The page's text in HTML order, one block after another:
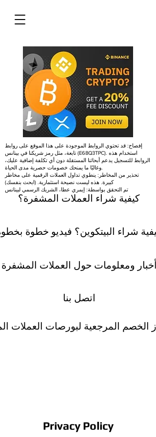
كيفية شراء العملات المشفرة؟
كيفية شراء البيتكوين؟ فيديو خطوة
أخبار ومعلومات حول العملات المشفرة
اتصل بنا
الخصم المرجعية لبورصات العملات
إفصاح: قد تحتوي الروابط الموجودة على هذا الموقع على روابط
تابعة، مثل رمز شريكنا في بينانس (E68Q3TPC). استخدام هذه
الروابط للتسجيل يدعم أبحاثنا المستقلة دون أي تكلفة إضافية عليك،
تحذير من المخاطر: ينطوي تداول العملات الرقمية على مخاطر
كبيرة. هذه ليست نصيحة استثمارية. (ابحث بنفسك)
تم التحقق بواسطة: إيمري عطا، الشريك الرسمي لبينانس
Privacy Policy